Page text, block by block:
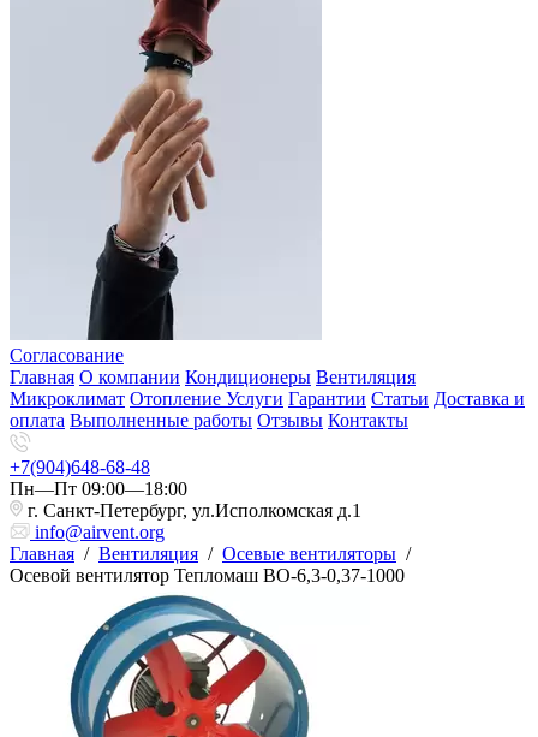
Согласование
Главная О компании Кондиционеры Вентиляция
Микроклимат Отопление Услуги Гарантии Статьи Доставка и
оплата Выполненные работы Отзывы Контакты
+7(904)648-68-48
Пн—Пт 09:00—18:00
г. Санкт-Петербург, ул.Исполкомская д.1
info@airvent.org
Главная / Вентиляция / Осевые вентиляторы /
Осевой вентилятор Тепломаш ВО-6,3-0,37-1000